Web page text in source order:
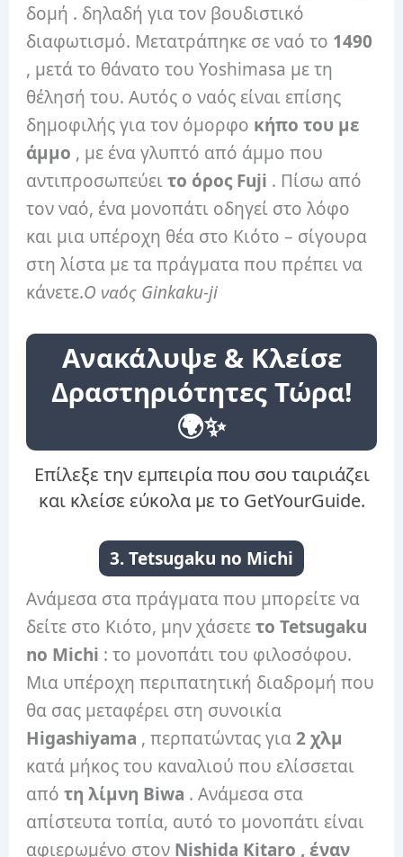
δομή . δηλαδή για τον βουδιστικό
διαφωτισμό. Μετατράπηκε σε ναό το 1490
, μετά το θάνατο του Yoshimasa με τη
θέλησή του. Αυτός ο ναός είναι επίσης
δημοφιλής για τον όμορφο κήπο του με
άμμο , με ένα γλυπτό από άμμο που
αντιπροσωπεύειτο όρος Fuji . Πίσω από
τον ναό, ένα μονοπάτι οδηγεί στο λόφο
και μια υπέροχη θέα στο Κιότο – σίγουρα
στη λίστα με τα πράγματα που πρέπει να
κάνετε.Ο ναός Ginkaku-ji
Ανακάλυψε & Κλείσε
Δραστηριότητες Τώρα!
🌍✨
Επίλεξε την εμπειρία που σου ταιριάζει
και κλείσε εύκολα με το GetYourGuide.
3.Tetsugaku no Michi
Ανάμεσα στα πράγματα που μπορείτε να
δείτε στο Κιότο, μην χάσετετο Tetsugaku
no Michi : το μονοπάτι του φιλοσόφου.
Μια υπέροχη περιπατητική διαδρομή που
θα σας μεταφέρει στη συνοικία
Higashiyama , περπατώντας για2 χλμ
κατά μήκος του καναλιού που ελίσσεται
απότη λίμνη Biwa . Ανάμεσα στα
απίστευτα τοπία, αυτό το μονοπάτι είναι
αφιερωμένο στον Nishida Kitaro , έναν